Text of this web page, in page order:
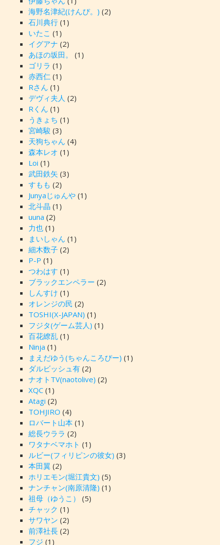
海野名津紀(けんぴ。) (2)
石川典行(1)
いたこ (1)
イグアナ (2)
あほの坂田。
(1)
ゴリラ (1)
赤西仁 (1)
Rさん (1)
デヴィ夫人 (2)
Rくん (1)
うきょち (1)
宮崎駿 (3)
天狗ちゃん (4)
森本レオ (1)
Loi (1)
武田鉄矢 (3)
すもも (2)
Junyaじゅんや(1)
北斗晶 (1)
uuna (2)
力也(1)
まいしゃん (1)
細木数子(2)
P-P (1)
つわはす (1)
ブラックエンペラー (2)
しんすけ (1)
オレンジの民 (2)
TOSHI(X-JAPAN) (1)
フジタ(ゲーム芸人) (1)
百花繚乱(1)
Ninja (1)
まえだゆう(ちゃんころぴー) (1)
ダルビッシュ有(2)
ナオトTV(naotolive) (2)
XQC(1)
Atagi (2)
TOHJIRO (4)
ロバート山本(1)
総長ウララ (2)
ワタナベマホト (1)
ルビー(フィリピンの彼女) (3)
本田翼 (2)
ホリエモン(堀江貴文) (5)
ナンチャン(南原清隆) (1)
祖母（ゆうこ）
(5)
チャック (1)
サワヤン (2)
前澤社長(2)
フジ (1)